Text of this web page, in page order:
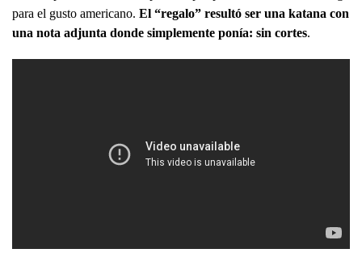
para el gusto americano. El “regalo” resultó ser una katana con
una nota adjunta donde simplemente ponía: sin cortes.